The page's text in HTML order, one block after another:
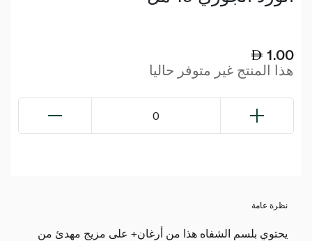
1.00
هذا المنتج غير متوفر حاليا
0
نظرة عامة
يحتوي بلسم الشفاه هذا من أرغان+ على مزيج مهدئ من